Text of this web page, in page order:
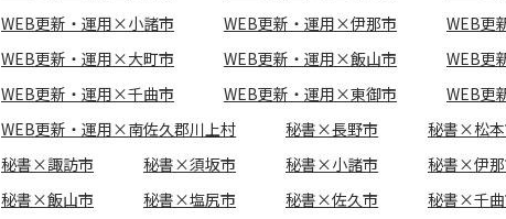
WEB更新・運用×小諸市
WEB更新・運用×伊那市 WEB更
WEB更新・運用×大町市
WEB更新・運用×飯山市 WEB更
WEB更新・運用×千曲市
WEB更新・運用×東御市 WEB更
WEB更新・運用×南佐久郡川上村
秘書×長野市 秘書×松
秘書×諏訪市
秘書×須坂市 秘書×小諸市 秘書×伊
秘書×飯山市
秘書×塩尻市 秘書×佐久市 秘書×千